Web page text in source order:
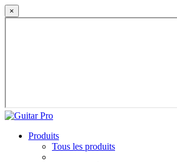
×
Produits
Tous les produits